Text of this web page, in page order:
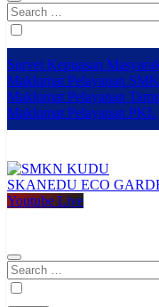
Search
for:
Survei Kepuasan
Maklumat Pelayanan
Maklumat Pelayanan Tamu
Maklumat Pelayanan PKL
SMKN KUDU
Mencetak Generasi
SKANEDU ECO
Youtube Live
Search
for: